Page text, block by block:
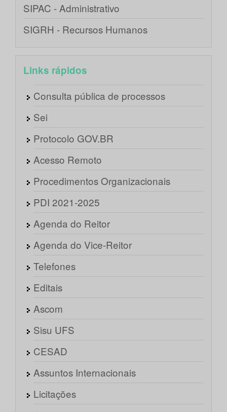
SIPAC - Administrativo
SIGRH - Recursos Humanos
Links rápidos
Consulta pública de processos
Sei
Protocolo GOV.BR
Acesso Remoto
Procedimentos Organizacionais
PDI 2021-2025
Agenda do Reitor
Agenda do Vice-Reitor
Telefones
Editais
Ascom
Sisu UFS
CESAD
Assuntos Internacionais
Licitações